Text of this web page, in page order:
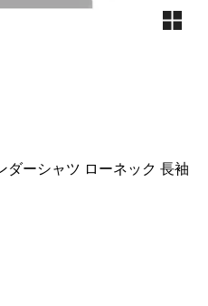
ダーシャツ ローネック 長袖